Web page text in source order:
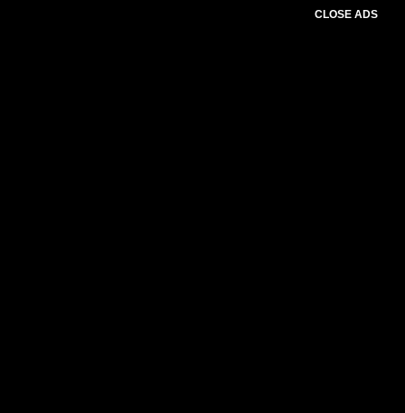
CLOSE ADS